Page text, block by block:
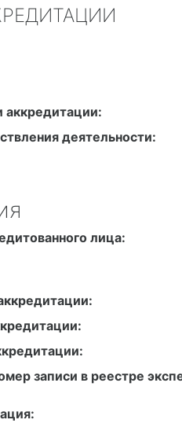
аккредитации:
деятельности:
лица:
записи в реестре